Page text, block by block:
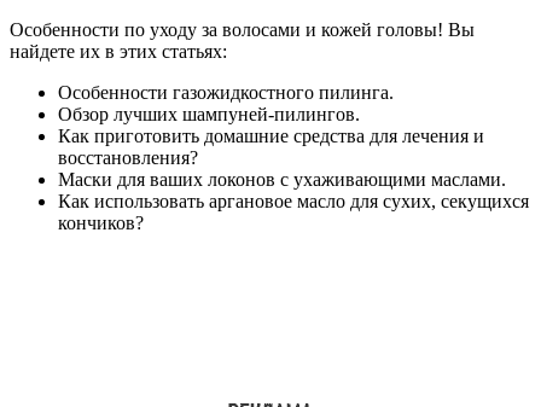
Особенности по уходу за волосами и кожей головы! Вы
найдете их в этих статьях:
Особенности газожидкостного пилинга.
Обзор лучших шампуней-пилингов.
Как приготовить домашние средства для лечения и
восстановления?
Маски для ваших локонов с ухаживающими маслами.
Как использовать аргановое масло для сухих, секущихся
кончиков?